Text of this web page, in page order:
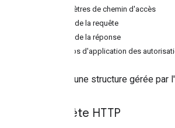
Paramètres de chemin d'accès
Corps de la requête
Corps de la réponse
Champs d'application des
obtient une structure gérée par
Requête HTTP